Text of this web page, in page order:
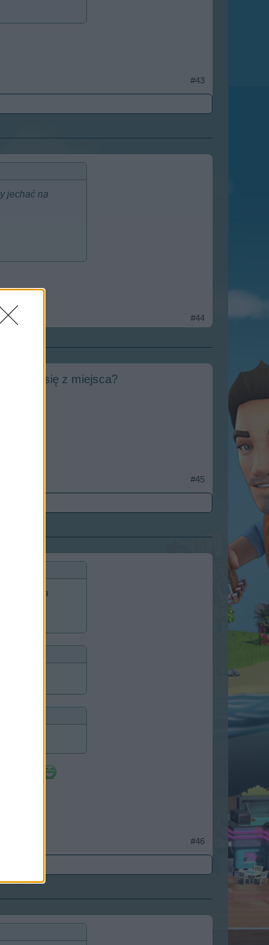
#43
jechać na
#44
się z miejsca?
#45
jechać na
#46